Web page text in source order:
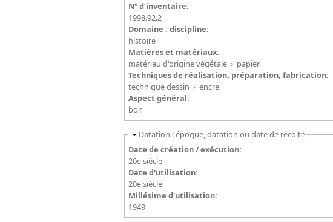
N° d’inventaire:
1998.92.2
Domaine : discipline:
histoire
Matières et matériaux:
matériau d'origine végétale › papier
Techniques de réalisation, préparation, fabrication:
technique dessin › encre
Aspect général:
bon
Datation : époque, datation ou date de récolte
Date de création / exécution:
20e siècle
Date d'utilisation:
20e siècle
Millésime d'utilisation:
1949